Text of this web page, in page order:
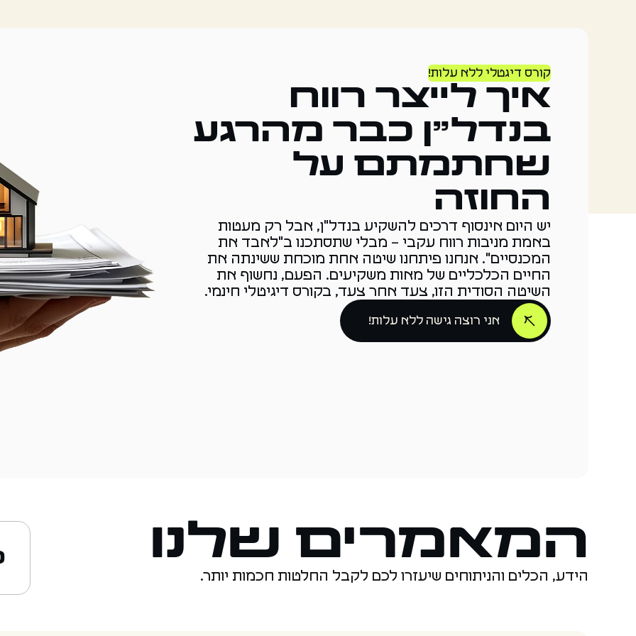
קורס דיגטלי ללא עלות!
איך לייצר רווח
בנדל"ן כבר מהרגע
שחתמתם על
החוזה
יש היום אינסוף דרכים להשקיע בנדל"ן, אבל רק מעטות
באמת מניבות רווח עקבי – מבלי שתסתכנו ב"לאבד את
המכנסיים". אנחנו פיתחנו שיטה אחת מוכחת ששינתה את
החיים הכלכליים של מאות משקיעים. הפעם, נחשוף את
השיטה הסודית הזו, צעד אחר צעד, בקורס דיגיטלי חינמי.
אני רוצה גישה ללא עלות!
המאמרים שלנו
הידע, הכלים והניתוחים שיעזרו לכם לקבל החלטות חכמות יותר.